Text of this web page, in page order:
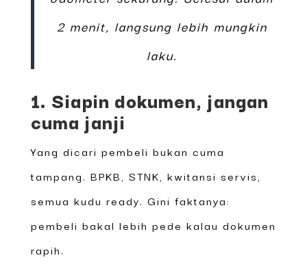
2 menit, langsung lebih mungkin
laku.
1. Siapin dokumen, jangan
cuma janji
Yang dicari pembeli bukan cuma
tampang. BPKB, STNK, kwitansi servis,
semua kudu ready. Gini faktanya:
pembeli bakal lebih pede kalau dokumen
rapih.